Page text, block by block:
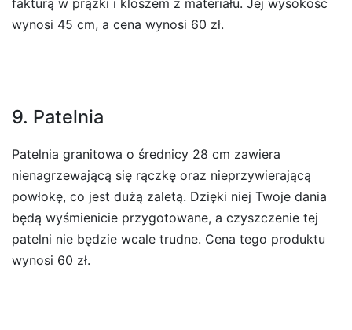
fakturą w prążki i kloszem z materiału. Jej wysokość
wynosi 45 cm, a cena wynosi 60 zł.
9. Patelnia
Patelnia granitowa o średnicy 28 cm zawiera
nienagrzewającą się rączkę oraz nieprzywierającą
powłokę, co jest dużą zaletą. Dzięki niej Twoje dania
będą wyśmienicie przygotowane, a czyszczenie tej
patelni nie będzie wcale trudne. Cena tego produktu
wynosi 60 zł.